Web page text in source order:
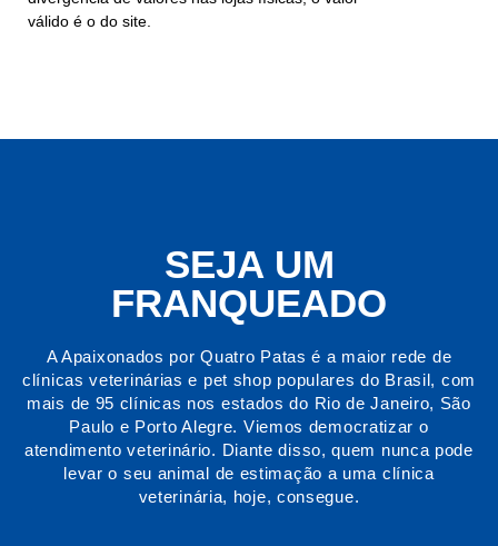
válido é o do site.
SEJA UM
FRANQUEADO
A Apaixonados por Quatro Patas é a maior rede de
clínicas veterinárias e pet shop populares do Brasil, com
mais de 95 clínicas nos estados do Rio de Janeiro, São
Paulo e Porto Alegre. Viemos democratizar o
atendimento veterinário. Diante disso, quem nunca pode
levar o seu animal de estimação a uma clínica
veterinária, hoje, consegue.